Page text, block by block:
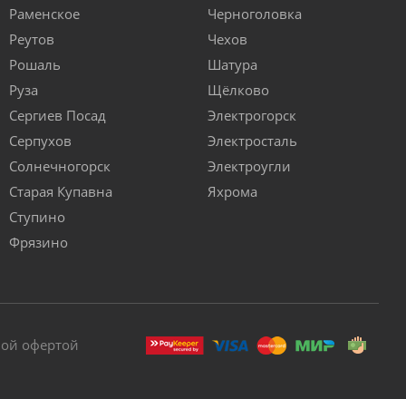
Раменское
Реутов
Рошаль
Руза
Сергиев Посад
Серпухов
Солнечногорск
Старая Купавна
Ступино
Фрязино
Черноголовка
Чехов
Шатура
Щёлково
Электрогорск
Электросталь
Электроугли
Яхрома
офертой